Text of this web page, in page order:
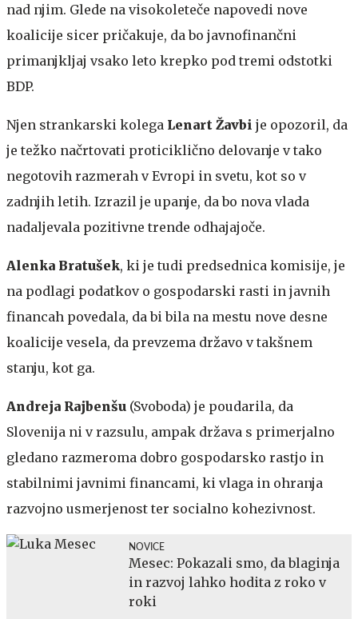
nad njim. Glede na visokoleteče napovedi nove
koalicije sicer pričakuje, da bo javnofinančni
primanjkljaj vsako leto krepko pod tremi odstotki
BDP.
Njen strankarski kolega Lenart Žavbi je opozoril, da
je težko načrtovati proticiklično delovanje v tako
negotovih razmerah v Evropi in svetu, kot so v
zadnjih letih. Izrazil je upanje, da bo nova vlada
nadaljevala pozitivne trende odhajajoče.
Alenka Bratušek, ki je tudi predsednica komisije, je
na podlagi podatkov o gospodarski rasti in javnih
financah povedala, da bi bila na mestu nove desne
koalicije vesela, da prevzema državo v takšnem
stanju, kot ga.
Andreja Rajbenšu (Svoboda) je poudarila, da
Slovenija ni v razsulu, ampak država s primerjalno
gledano razmeroma dobro gospodarsko rastjo in
stabilnimi javnimi financami, ki vlaga in ohranja
razvojno usmerjenost ter socialno kohezivnost.
NOVICE
Mesec: Pokazali smo, da blaginja
in razvoj lahko hodita z roko v
roki